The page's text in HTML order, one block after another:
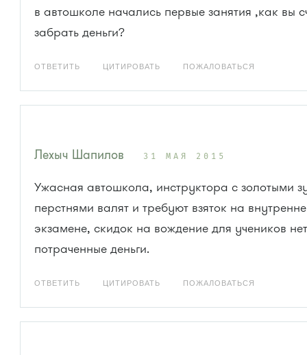
в автошколе начались первые занятия ,как вы
забрать деньги?
ОТВЕТИТЬ ЦИТИРОВАТЬ ПОЖАЛОВАТЬСЯ
Лехыч Шапилов 31 МАЯ 2015
Ужасная автошкола, инструктора с золотыми
перстнями валят и требуют взяток на
экзамене, скидок на вождение для учеников
потраченные деньги.
ОТВЕТИТЬ ЦИТИРОВАТЬ ПОЖАЛОВАТЬСЯ